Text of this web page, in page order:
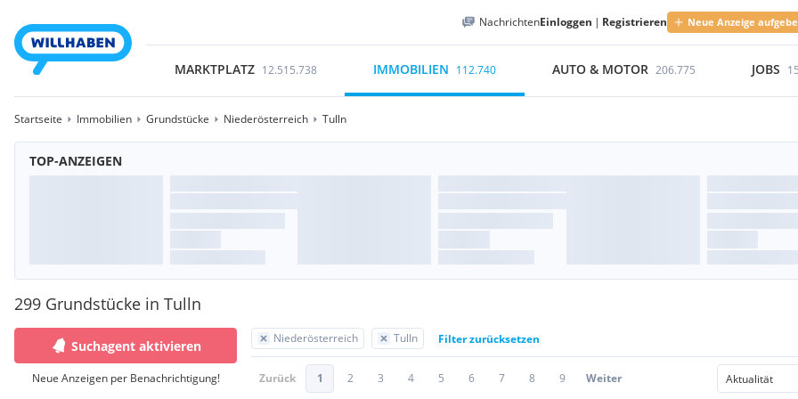
NachrichtenEinloggen | Registrieren Neue Anzeige
MARKTPLATZ 12.515.738 IMMOBILIEN 112.740 AUTO & MOTOR 206.775 JOBS
Startseite Immobilien Grundstücke Niederösterreich Tulln
TOP-ANZEIGEN
299 Grundstücke in Tulln
Suchagent aktivieren
Neue Anzeigen per Benachrichtigung!
Niederösterreich Tulln Filter zurücksetzen
Zurück 1 2 3 4 5 6 7 8 9 Weiter